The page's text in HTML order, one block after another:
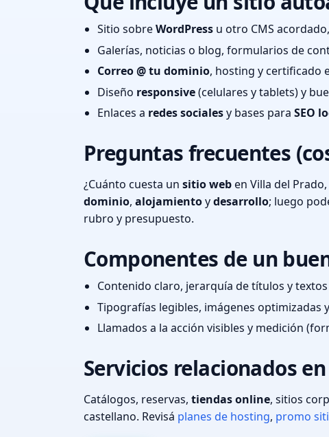
Sitio sobreWordPress u otro CMS
Galerías, noticias o blog, formularios de
Correo @ tu dominio, hosting y certificado
Diseño responsive(celulares y tablets) y
Enlaces a redes socialesy bases para SEO
Preguntas frecuentes
¿Cuánto cuesta un sitio weben Villa del
dominio, alojamientoydesarrollo; luego
rubro y presupuesto.
Componentes de un
Contenido claro, jerarquía de títulos y
Tipografías legibles, imágenes optimizadas
Llamados a la acción visibles y medición
Servicios relacionados
Catálogos, reservas, tiendas online, sitios
castellano. Revisá planes de hosting, promo